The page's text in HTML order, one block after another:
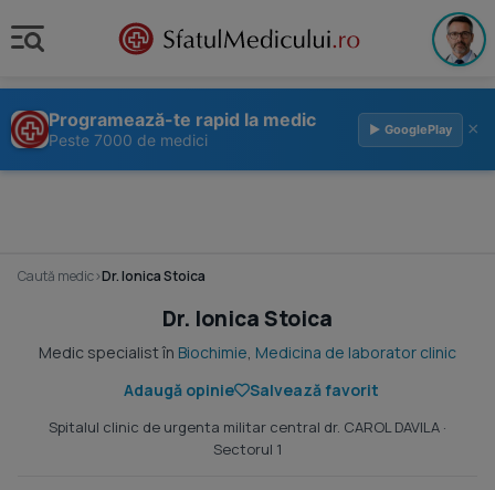
Programează-te rapid la medic
Peste 7000 de medici
▶ GooglePlay ×
Caută medic›Dr. Ionica Stoica
Dr. Ionica Stoica
Medic specialist în Biochimie, Medicina de laborator clinic
Adaugă opinie
Salvează favorit
Spitalul clinic de urgenta militar central dr. CAROL DAVILA ·
Sectorul 1